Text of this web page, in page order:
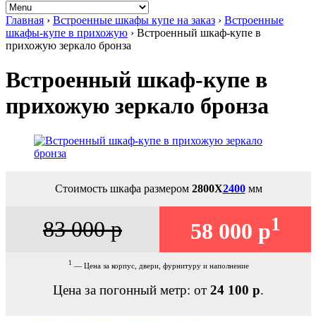
Главная › Встроенные шкафы купе на заказ › Встроенные
шкафы-купе в прихожую › Встроенный шкаф-купе в
прихожую зеркало бронза
Встроенный шкаф-купе в
прихожую зеркало бронза
Стоимость шкафа размером 2800Х2400мм
83 000 р 58 000 р1
1 — Цена за корпус, двери, фурнитуру и наполнение
Цена за погонный метр: от 24 100 р.